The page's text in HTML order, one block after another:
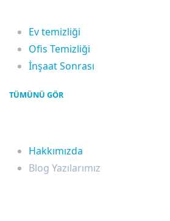
Ev temizliği
Ofis Temizliği
İnşaat Sonrası
TÜMÜNÜ GÖR
Hakkımızda
Blog Yazılarımız